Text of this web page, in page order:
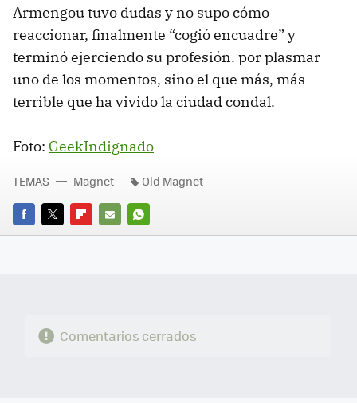
Armengou tuvo dudas y no supo cómo
reaccionar, finalmente “cogió encuadre” y
terminó ejerciendo su profesión. por plasmar
uno de los momentos, sino el que más, más
terrible que ha vivido la ciudad condal.
Foto: GeekIndignado
FACEBOOK
TWITTERFLIPBOARD
E-
WHATSAPP
TEMAS Magnet Old Magnet
Comentarios cerrados